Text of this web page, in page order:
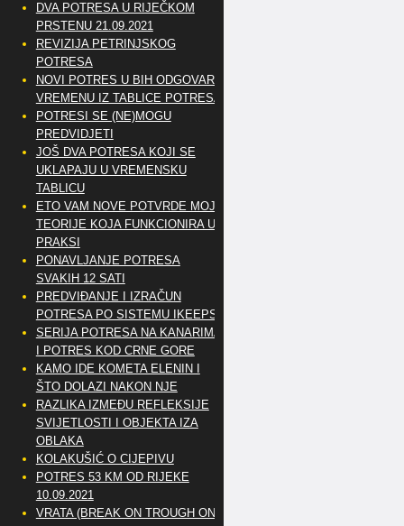
DVA POTRESA U RIJEČKOM
PRSTENU 21.09.2021
REVIZIJA PETRINJSKOG
POTRESA
NOVI POTRES U BIH ODGOVARA
VREMENU IZ TABLICE POTRESA
POTRESI SE (NE)MOGU
PREDVIDJETI
JOŠ DVA POTRESA KOJI SE
UKLAPAJU U VREMENSKU
TABLICU
ETO VAM NOVE POTVRDE MOJE
TEORIJE KOJA FUNKCIONIRA U
PRAKSI
PONAVLJANJE POTRESA
SVAKIH 12 SATI
PREDVIĐANJE I IZRAČUN
POTRESA PO SISTEMU IKEEPS
SERIJA POTRESA NA KANARIMA
I POTRES KOD CRNE GORE
KAMO IDE KOMETA ELENIN I
ŠTO DOLAZI NAKON NJE
RAZLIKA IZMEĐU REFLEKSIJE
SVIJETLOSTI I OBJEKTA IZA
OBLAKA
KOLAKUŠIĆ O CIJEPIVU
POTRES 53 KM OD RIJEKE
10.09.2021
VRATA (BREAK ON TROUGH ON